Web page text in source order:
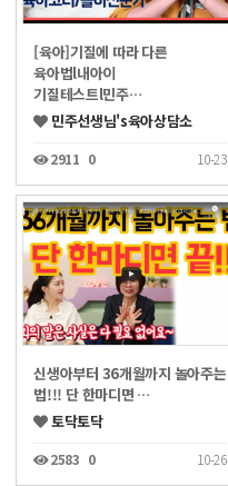
[육아]기질에 따라 다른
육아법l내아이
기질테스트l민주…
민주선생님's육아상담소
2911 0 10-23
신생아부터 36개월까지 놀아주는
법!!! 단 한마디면 …
토닥토닥
2583 0 10-26